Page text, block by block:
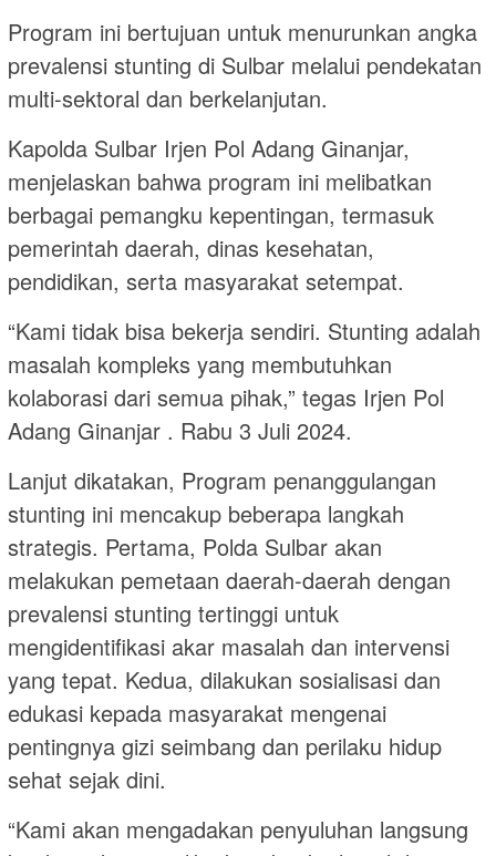
Program ini bertujuan untuk menurunkan angka
prevalensi stunting di Sulbar melalui pendekatan
multi-sektoral dan berkelanjutan.
Kapolda Sulbar Irjen Pol Adang Ginanjar,
menjelaskan bahwa program ini melibatkan
berbagai pemangku kepentingan, termasuk
pemerintah daerah, dinas kesehatan,
pendidikan, serta masyarakat setempat.
“Kami tidak bisa bekerja sendiri. Stunting adalah
masalah kompleks yang membutuhkan
kolaborasi dari semua pihak,” tegas Irjen Pol
Adang Ginanjar . Rabu 3 Juli 2024.
Lanjut dikatakan, Program penanggulangan
stunting ini mencakup beberapa langkah
strategis. Pertama, Polda Sulbar akan
melakukan pemetaan daerah-daerah dengan
prevalensi stunting tertinggi untuk
mengidentifikasi akar masalah dan intervensi
yang tepat. Kedua, dilakukan sosialisasi dan
edukasi kepada masyarakat mengenai
pentingnya gizi seimbang dan perilaku hidup
sehat sejak dini.
“Kami akan mengadakan penyuluhan langsung